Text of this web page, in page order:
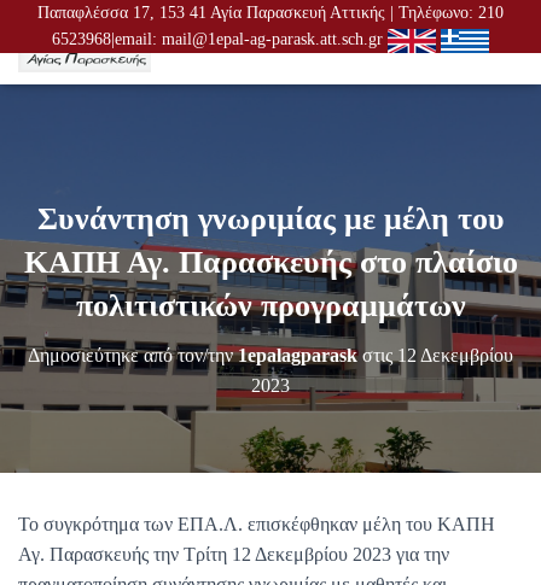
Παπαφλέσσα 17, 153 41 Αγία Παρασκευή Αττικής | Τηλέφωνο: 210
6523968|email: mail@1epal-ag-parask.att.sch.gr
Ν
Ή
Λ
Ο
Ή
Γ
Η
Σ
Συνάντηση γνωριμίας με μέλη του
ΚΑΠΗ Αγ. Παρασκευής στο πλαίσιο
πολιτιστικών προγραμμάτων
Δημοσιεύτηκε από τον/την1epalagparaskστις 12 Δεκεμβρίου
2023
Το συγκρότημα των ΕΠΑ.Λ. επισκέφθηκαν μέλη του ΚΑΠΗ
Αγ. Παρασκευής την Τρίτη 12 Δεκεμβρίου 2023 για την